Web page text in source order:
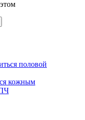
половой
кожным